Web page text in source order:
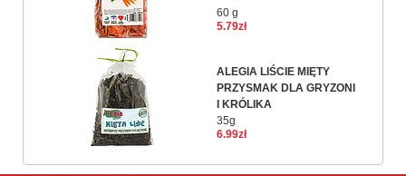
60 g
5.79zł
ALEGIA LIŚCIE MIĘTY
PRZYSMAK DLA GRYZONI
I KRÓLIKA
35g
6.99zł